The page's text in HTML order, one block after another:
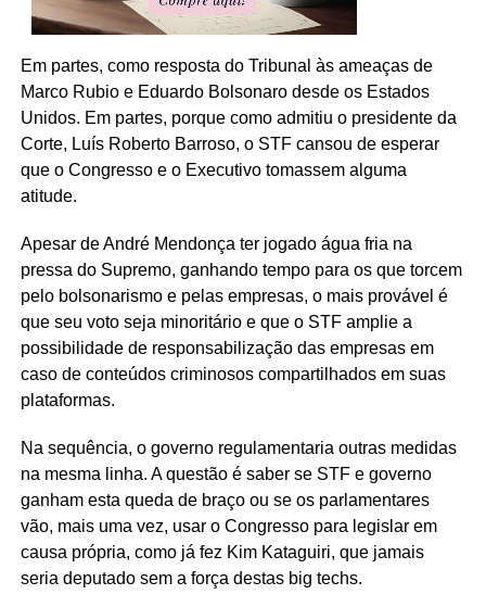
Em partes, como resposta do Tribunal às ameaças de
Marco Rubio e Eduardo Bolsonaro desde os Estados
Unidos. Em partes, porque como admitiu o presidente da
Corte, Luís Roberto Barroso, o STF cansou de esperar
que o Congresso e o Executivo tomassem alguma
atitude.
Apesar de André Mendonça ter jogado água fria na
pressa do Supremo, ganhando tempo para os que torcem
pelo bolsonarismo e pelas empresas, o mais provável é
que seu voto seja minoritário e que o STF amplie a
possibilidade de responsabilização das empresas em
caso de conteúdos criminosos compartilhados em suas
plataformas.
Na sequência, o governo regulamentaria outras medidas
na mesma linha. A questão é saber se STF e governo
ganham esta queda de braço ou se os parlamentares
vão, mais uma vez, usar o Congresso para legislar em
causa própria, como já fez Kim Kataguiri, que jamais
seria deputado sem a força destas big techs.